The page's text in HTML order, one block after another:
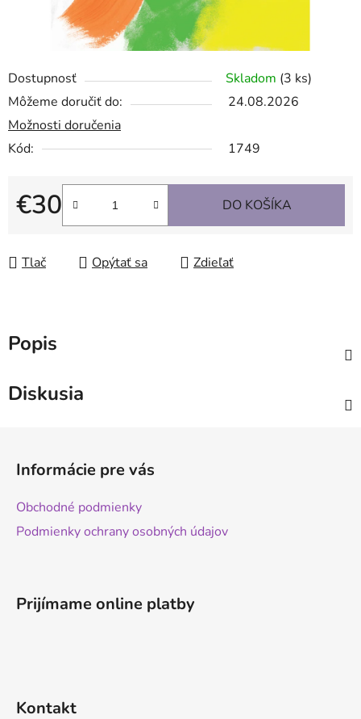
Dostupnosť Skladom (3 ks)
Môžeme doručiť do:
24.08.2026
Možnosti doručenia
Kód:
1749
€30
Jednotková cena:
DO KOŠÍKA
Tlač Opýtať sa Zdieľať
Popis
Diskusia
Informácie pre vás
Obchodné podmienky
Podmienky ochrany osobných údajov
Prijímame online platby
Kontakt